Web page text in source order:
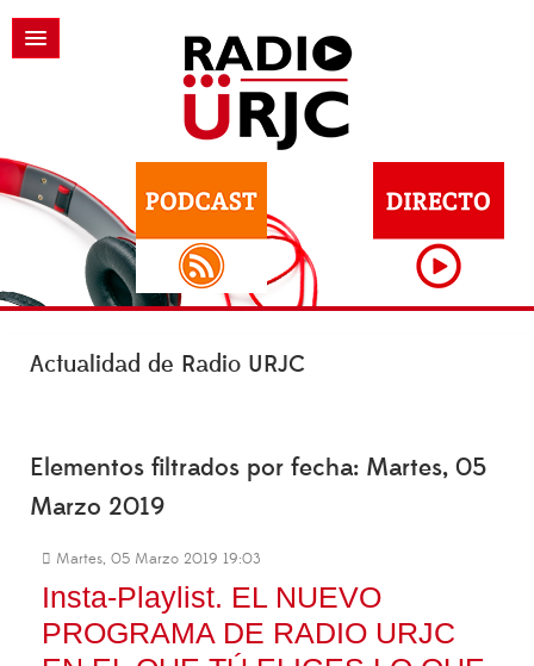
Actualidad de Radio URJC
Elementos filtrados por fecha: Martes, 05
Marzo 2019
Martes, 05 Marzo 2019 19:03
Insta-Playlist. EL NUEVO
PROGRAMA DE RADIO URJC